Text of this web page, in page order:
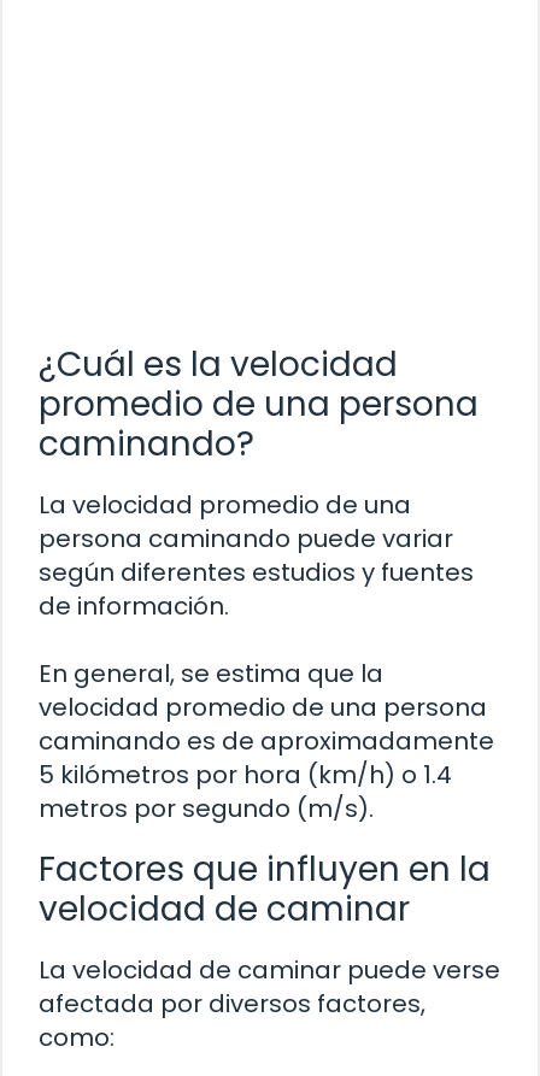
¿Cuál es la velocidad
promedio de una persona
caminando?
La velocidad promedio de una
persona caminando puede variar
según diferentes estudios y fuentes
de información.
En general, se estima que la
velocidad promedio de una persona
caminando es de aproximadamente
5 kilómetros por hora (km/h) o 1.4
metros por segundo (m/s).
Factores que influyen en la
velocidad de caminar
La velocidad de caminar puede verse
afectada por diversos factores,
como: